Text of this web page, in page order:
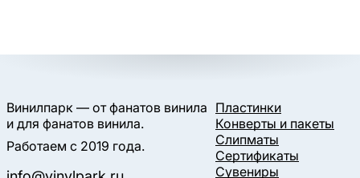
Винилпарк — от фанатов винила
и для фанатов винила.
Работаем с 2019 года.
Пластинки
Конверты и пакеты
Слипматы
Сертификаты
Сувениры